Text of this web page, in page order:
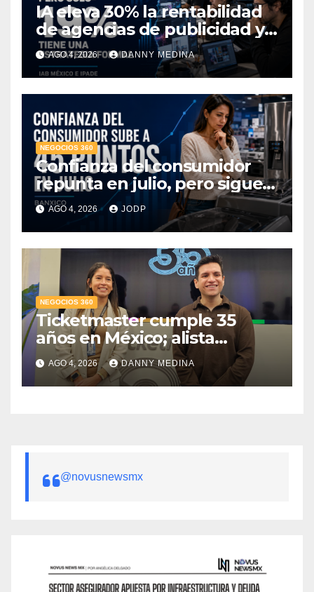
IA eleva 30% la rentabilidad
de agencias de publicidad y
pone en jaque el cobro por
hora: IAB México e IPADE
AGO 4, 2026 DANNY MEDINA
NEGOCIOS 360
Confianza del consumidor
repunta en julio, pero sigue
por debajo de 2025: Banxico
AGO 4, 2026 JODP
NEGOCIOS 360
Ticketmaster cumple 35
años en México; alista
apuesta por IA tras emitir 22
millones de boletos
AGO 4, 2026 DANNY MEDINA
@novusnewsmx